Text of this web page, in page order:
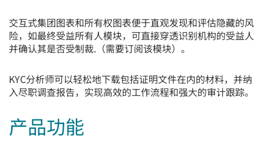
交互式集团图表和所有权图表便于直观发现和评估隐藏的风
险，如最终受益所有人模块，可直接穿透识别机构的受益人
并确认其是否受制裁.（需要订阅该模块）。
KYC分析师可以轻松地下载包括证明文件在内的材料，并纳
入尽职调查报告，实现高效的工作流程和强大的审计跟踪。
产品功能